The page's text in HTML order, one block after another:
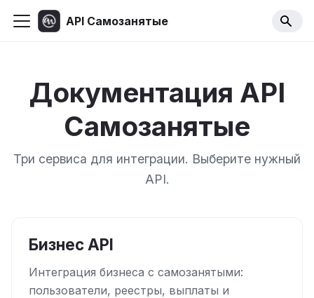
API Самозанятые
Документация API
Самозанятые
Три сервиса для интеграции. Выберите нужный
API.
Бизнес API
Интеграция бизнеса с самозанятыми:
пользователи, реестры, выплаты и